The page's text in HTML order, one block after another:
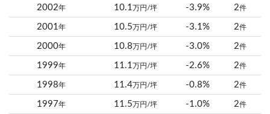
2002年 10.1 万円/坪 -3.9% 2件
2001年 10.5 万円/坪 -3.1% 2件
2000年 10.8 万円/坪 -3.0% 2件
1999年 11.1 万円/坪 -2.6% 2件
1998年 11.4万円/坪 -0.8% 2件
1997年 11.5 万円/坪 -1.0% 2件